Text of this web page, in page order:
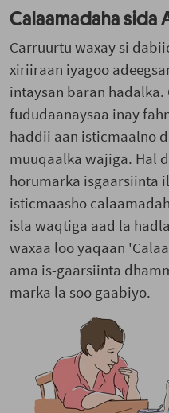
Calaamadaha sida
Carruurtu waxay si
xiriiraan iyagoo
intaysan baran
fududaanaysaa inay
haddii aan isticmaalno
muuqaalka wajiga. Hal
horumarka isgaarsiinta
isticmaasho
isla waqtiga aad la
waxaa loo yaqaan
ama is-gaarsiinta
marka la soo gaabiyo.